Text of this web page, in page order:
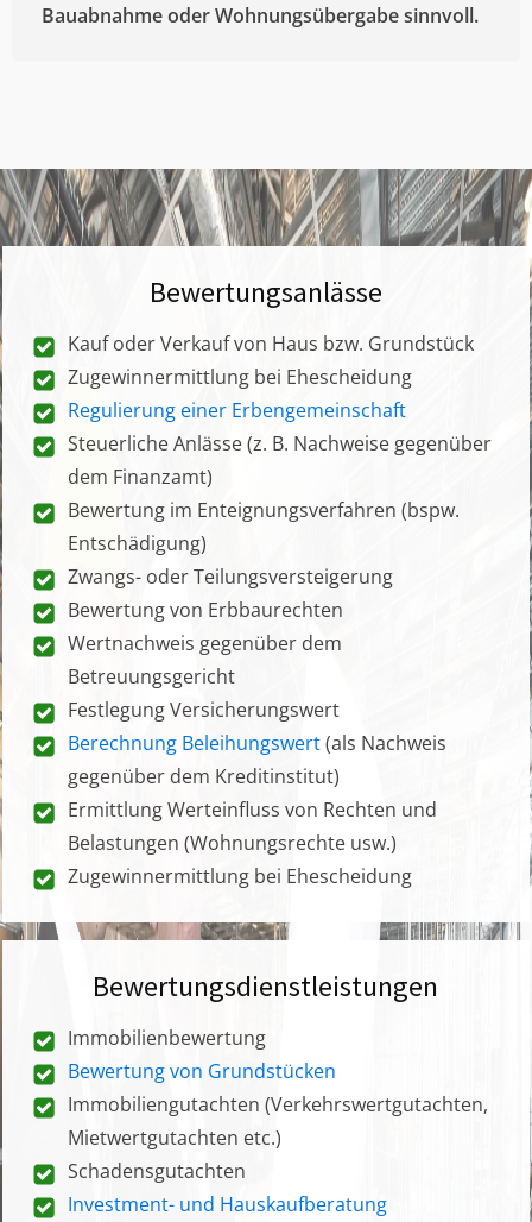
Bauabnahme oder Wohnungsübergabe sinnvoll.
Bewertungsanlässe
Kauf oder Verkauf von Haus bzw. Grundstück
Zugewinnermittlung bei Ehescheidung
Regulierung einer Erbengemeinschaft
Steuerliche Anlässe (z. B. Nachweise gegenüber
dem Finanzamt)
Bewertung im Enteignungsverfahren (bspw.
Entschädigung)
Zwangs- oder Teilungsversteigerung
Bewertung von Erbbaurechten
Wertnachweis gegenüber dem
Betreuungsgericht
Festlegung Versicherungswert
Berechnung Beleihungswert(als Nachweis
gegenüber dem Kreditinstitut)
Ermittlung Werteinfluss von Rechten und
Belastungen (Wohnungsrechte usw.)
Zugewinnermittlung bei Ehescheidung
Bewertungsdienstleistungen
Immobilienbewertung
Bewertung von Grundstücken
Immobiliengutachten (Verkehrswertgutachten,
Mietwertgutachten etc.)
Schadensgutachten
Investment- und Hauskaufberatung